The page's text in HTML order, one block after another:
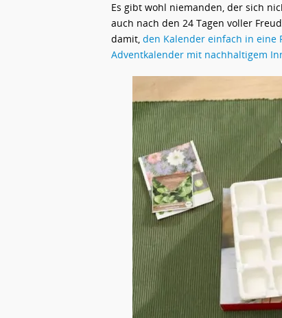
Es gibt wohl niemanden, der sich
auch nach den 24 Tagen voller
damit, den Kalender einfach in eine
Adventkalender mit nachhaltigem